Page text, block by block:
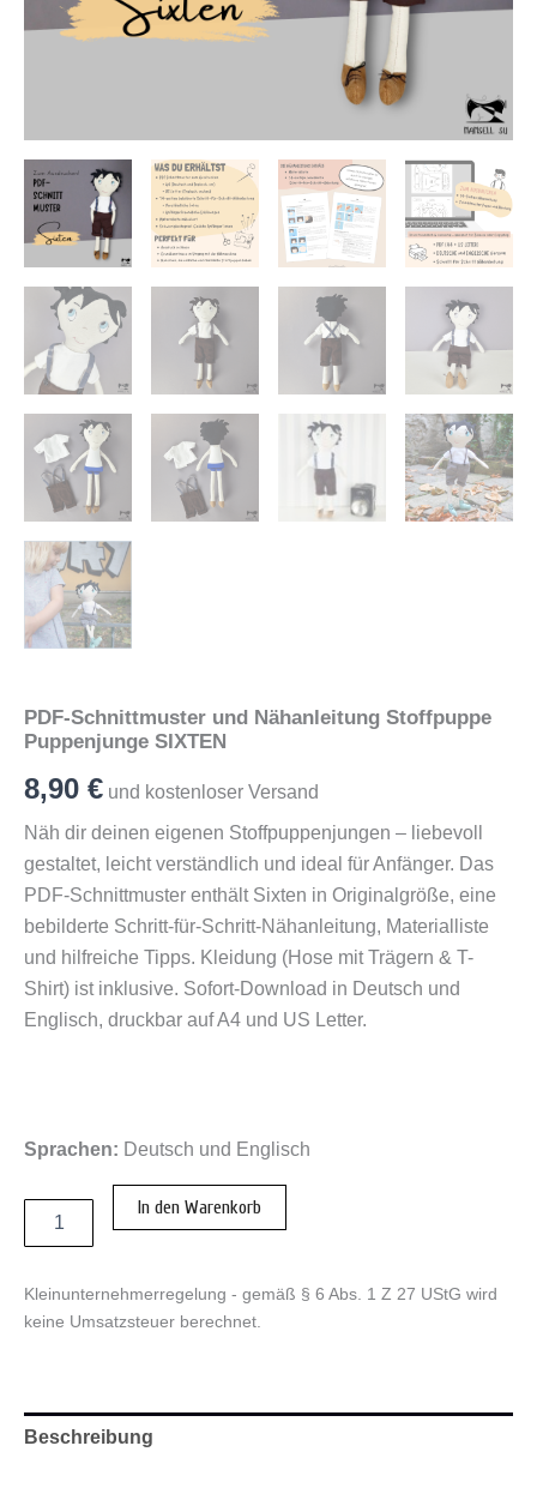
PDF-Schnittmuster und Nähanleitung Stoffpuppe
Puppenjunge SIXTEN
8,90 € und kostenloser Versand
Näh dir deinen eigenen Stoffpuppenjungen – liebevoll
gestaltet, leicht verständlich und ideal für Anfänger. Das
PDF-Schnittmuster enthält Sixten in Originalgröße, eine
bebilderte Schritt-für-Schritt-Nähanleitung, Materialliste
und hilfreiche Tipps. Kleidung (Hose mit Trägern & T-
Shirt) ist inklusive. Sofort-Download in Deutsch und
Englisch, druckbar auf A4 und US Letter.
Sprachen: Deutsch und Englisch
PDF-
Schnittmuster
und
Stoffpuppe
Puppenjunge
In den Warenkorb
Kleinunternehmerregelung - gemäß § 6 Abs. 1 Z 27 UStG wird
keine Umsatzsteuer berechnet.
Beschreibung